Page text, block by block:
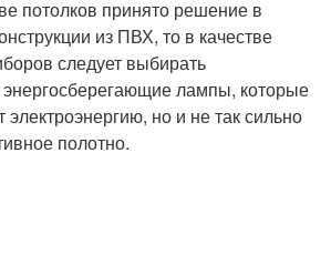
потолков принято решение в
из ПВХ, то в качестве
следует выбирать
лампы, которые
электроэнергию, но и не так сильно
полотно.